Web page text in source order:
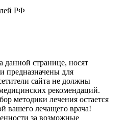
РФ
странице, носят
предназначены для
сайта не должны
рекомендаций.
методики лечения остается
вашего лечащего врача!
за возможные